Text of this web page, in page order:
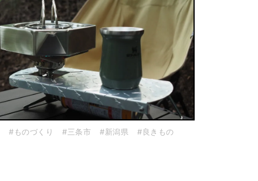
#ものづくり #三条市 #新潟県 #良きもの